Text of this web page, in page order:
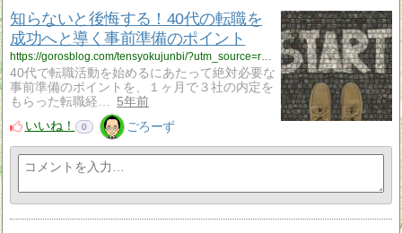
知らないと後悔する！40代の転職を
成功へと導く事前準備のポイント
https://gorosblog.com/tensyokujunbi/?utm_source=rss&utm_medium=rss&utm_campaign=tensyokujunbi
40代で転職活動を始めるにあたって絶対必要な
事前準備のポイントを、１ヶ月で３社の内定を
もらった転職経…
5年前
いいね！
0 ごろーず